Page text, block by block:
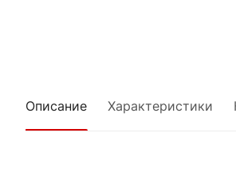
Описание Характеристики